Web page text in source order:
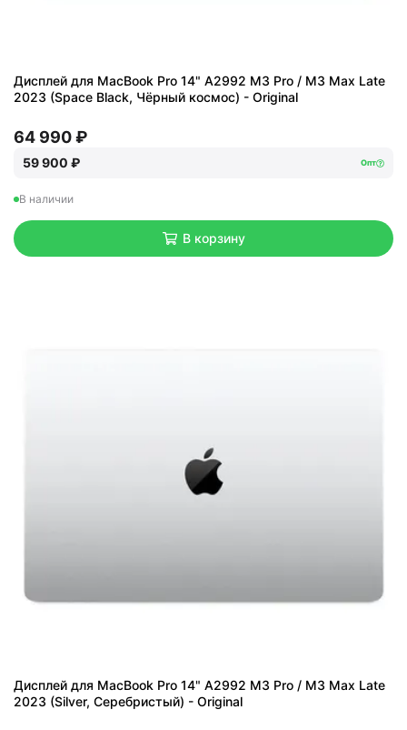
Дисплей для MacBook Pro 14" A2992 M3 Pro / M3 Max Late
2023 (Space Black, Чёрный космос) - Original
64 990 ₽
59 900 ₽ Опт
В наличии
В корзину
Дисплей для MacBook Pro 14" A2992 M3 Pro / M3 Max Late
2023 (Silver, Серебристый) - Original